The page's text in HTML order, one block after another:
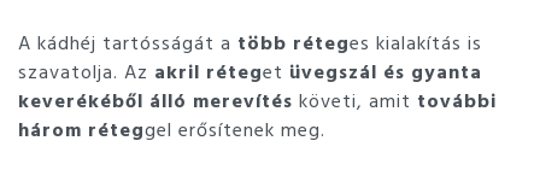
A kádhéj tartósságát a több réteges kialakítás is
szavatolja. Az akril réteget üvegszál és gyanta
keverékéből álló merevítés követi, amit további
három réteggel erősítenek meg.